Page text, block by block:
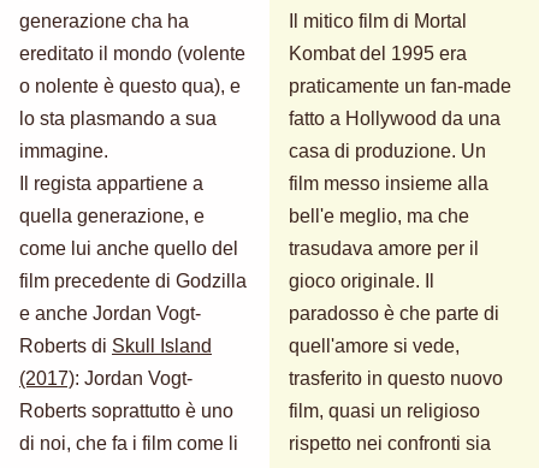
generazione cha ha
ereditato il mondo (volente
o nolente è questo qua), e
lo sta plasmando a sua
immagine.
Il regista appartiene a
quella generazione, e
come lui anche quello del
film precedente di Godzilla
e anche Jordan Vogt-
Roberts di Skull Island
(2017): Jordan Vogt-
Roberts soprattutto è uno
di noi, che fa i film come li
Il mitico film di Mortal
Kombat del 1995 era
praticamente un fan-made
fatto a Hollywood da una
casa di produzione. Un
film messo insieme alla
bell'e meglio, ma che
trasudava amore per il
gioco originale. Il
paradosso è che parte di
quell'amore si vede,
trasferito in questo nuovo
film, quasi un religioso
rispetto nei confronti sia